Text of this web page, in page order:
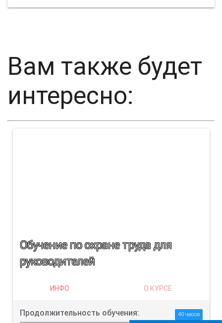
Вам также будет
интересно:
Обучение по охране труда для
руководителей
ИНФО О КУРСЕ
Продолжительность обучения: 40 часов